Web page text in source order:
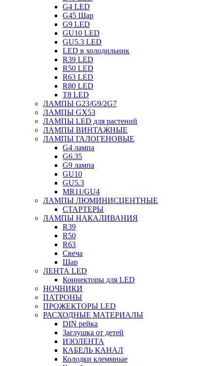
G4 LED
G45 Шар
G9 LED
GU10 LED
GU5.3 LED
LED в холодильник
R39 LED
R50 LED
R63 LED
R80 LED
T8 LED
ЛАМПЫ G23/G9/2G7
ЛАМПЫ GX53
ЛАМПЫ LED для растений
ЛАМПЫ ВИНТАЖНЫЕ
ЛАМПЫ ГАЛОГЕНОВЫЕ
G4 лампа
G6.35
G9 лампа
GU10
GU5.3
MR11/GU4
ЛАМПЫ ЛЮМИНИСЦЕНТНЫЕ
СТАРТЕРЫ
ЛАМПЫ НАКАЛИВАНИЯ
R39
R50
R63
Свеча
Шар
ЛЕНТА LED
Коннекторы для LED
НОЧНИКИ
ПАТРОНЫ
ПРОЖЕКТОРЫ LED
РАСХОДНЫЕ МАТЕРИАЛЫ
DIN рейка
Заглушка от детей
ИЗОЛЕНТА
КАБЕЛЬ КАНАЛ
Колодки клеммные